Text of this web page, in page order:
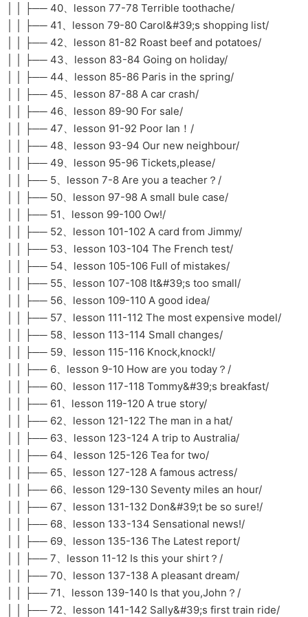
│ │ ├── 40、lesson 77-78 Terrible toothache/
│ │ ├── 41、lesson 79-80 Carol&#39;s shopping list/
│ │ ├── 42、lesson 81-82 Roast beef and potatoes/
│ │ ├── 43、lesson 83-84 Going on holiday/
│ │ ├── 44、lesson 85-86 Paris in the spring/
│ │ ├── 45、lesson 87-88 A car crash/
│ │ ├── 46、lesson 89-90 For sale/
│ │ ├── 47、lesson 91-92 Poor Ian！/
│ │ ├── 48、lesson 93-94 Our new neighbour/
│ │ ├── 49、lesson 95-96 Tickets,please/
│ │ ├── 5、lesson 7-8 Are you a teacher？/
│ │ ├── 50、lesson 97-98 A small bule case/
│ │ ├── 51、lesson 99-100 Ow!/
│ │ ├── 52、lesson 101-102 A card from Jimmy/
│ │ ├── 53、lesson 103-104 The French test/
│ │ ├── 54、lesson 105-106 Full of mistakes/
│ │ ├── 55、lesson 107-108 It&#39;s too small/
│ │ ├── 56、lesson 109-110 A good idea/
│ │ ├── 57、lesson 111-112 The most expensive model/
│ │ ├── 58、lesson 113-114 Small changes/
│ │ ├── 59、lesson 115-116 Knock,knock!/
│ │ ├── 6、lesson 9-10 How are you today？/
│ │ ├── 60、lesson 117-118 Tommy&#39;s breakfast/
│ │ ├── 61、lesson 119-120 A true story/
│ │ ├── 62、lesson 121-122 The man in a hat/
│ │ ├── 63、lesson 123-124 A trip to Australia/
│ │ ├── 64、lesson 125-126 Tea for two/
│ │ ├── 65、lesson 127-128 A famous actress/
│ │ ├── 66、lesson 129-130 Seventy miles an hour/
│ │ ├── 67、lesson 131-132 Don&#39;t be so sure!/
│ │ ├── 68、lesson 133-134 Sensational news!/
│ │ ├── 69、lesson 135-136 The Latest report/
│ │ ├── 7、lesson 11-12 Is this your shirt？/
│ │ ├── 70、lesson 137-138 A pleasant dream/
│ │ ├── 71、lesson 139-140 Is that you,John？/
│ │ ├── 72、lesson 141-142 Sally&#39;s first train ride/